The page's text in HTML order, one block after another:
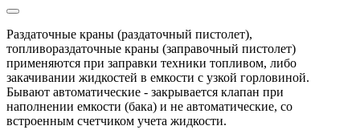
Раздаточные краны (раздаточный пистолет),
топливораздаточные краны (заправочный пистолет)
применяются при заправки техники топливом, либо
закачивании жидкостей в емкости с узкой горловиной.
Бывают автоматические - закрывается клапан при
наполнении емкости (бака) и не автоматические, со
встроенным счетчиком учета жидкости.